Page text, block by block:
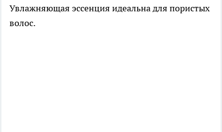
Увлажняющая эссенция идеальна для пористых
волос.